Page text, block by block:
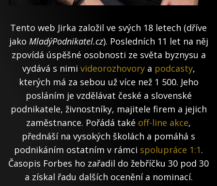
Tento web Jirka založil ve svých 18 letech (dříve
jako MladýPodnikatel.cz). Posledních 11 let na něj
zpovídá úspěšné osobnosti ze světa byznysu a
vydává s nimi videorozhovorya podcasty,
kterých má za sebou už více než 1 500. Jeho
posláním je vzdělávat české a slovenské
podnikatele, živnostníky, majitele firem a jejich
zaměstnance. Pořádá také off-line akce,
přednáší na vysokých školách a pomáhá s
podnikáním ostatním v rámci spolupráce 1:1.
Časopis Forbes ho zařadil do žebříčku 30 pod 30
a získal řadu dalších ocenění a nominací.